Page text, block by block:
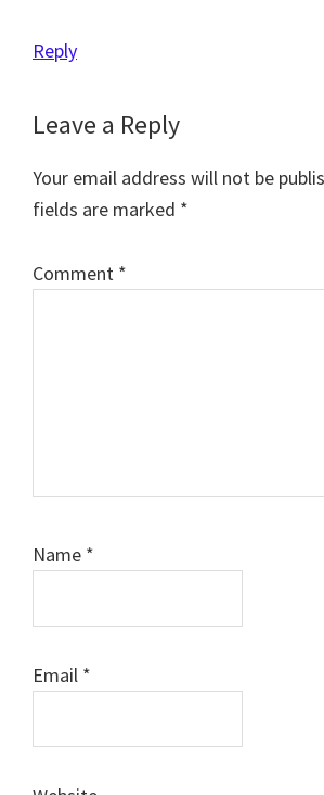
Reply
Leave a Reply
Your email address will not be
fields are marked *
Comment *
Name *
Email *